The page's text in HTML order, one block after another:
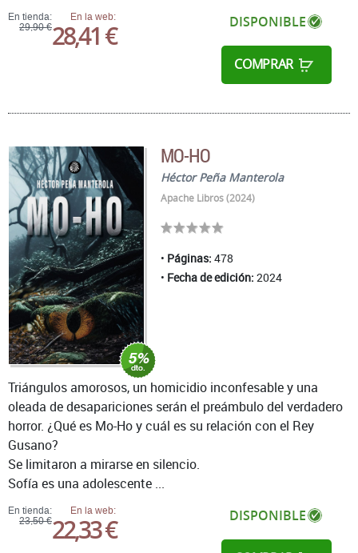
En tienda:
29,90 €
En la web:
28,41 € DISPONIBLE
COMPRAR
MO-HO
Héctor Peña Manterola
Apache Libros (2024)
Páginas: 478
Fecha de edición: 2024
En tienda:
23,50 €
En la web:
22,33 € DISPONIBLE
Triángulos amorosos, un homicidio inconfesable y una
oleada de desapariciones serán el preámbulo del verdadero
horror. ¿Qué es Mo-Ho y cuál es su relación con el Rey
Gusano?
Se limitaron a mirarse en silencio.
Sofía es una adolescente ...